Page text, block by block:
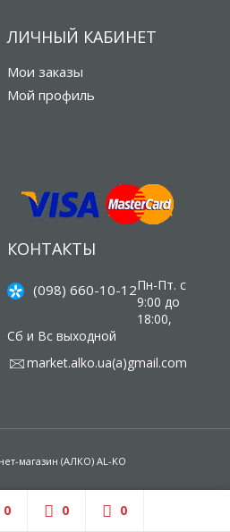
ЛИЧНЫЙ КАБИНЕТ
Мои заказы
Мой профиль
КОНТАКТЫ
(098) 660-10-12Пн-Пт. с
9:00 до
18:00,
Сб и Вс выходной
market.alko.ua(а)gmail.com
магазин (АЛКО) AL-KO
0 0 0